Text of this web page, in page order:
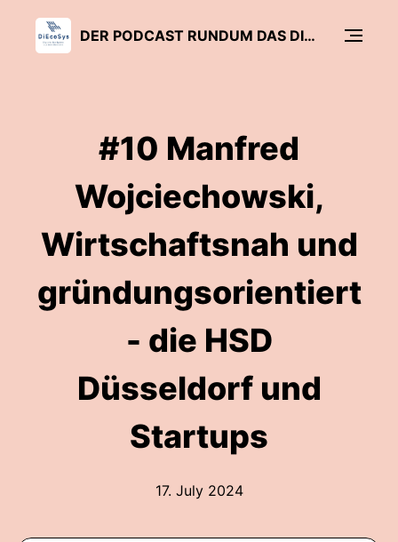
DER PODCAST RUNDUM DAS DIGITALE ECO SYSTEM AUS DEM RHEINLAND
#10 Manfred
Wojciechowski,
Wirtschaftsnah und
gründungsorientiert
- die HSD
Düsseldorf und
Startups
17. July 2024